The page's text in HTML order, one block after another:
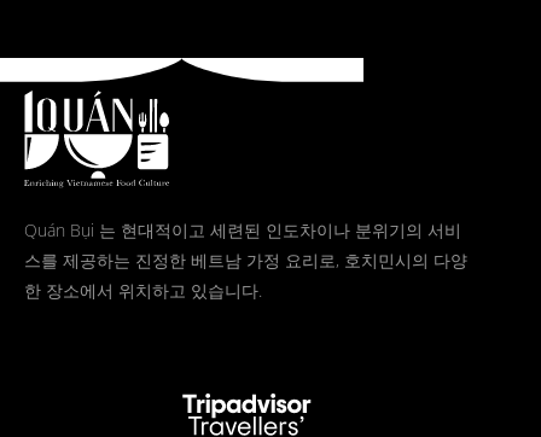
Quán Bụi 는 현대적이고 세련된 인도차이나 분위기의 서비
스를 제공하는 진정한 베트남 가정 요리로, 호치민시의 다양
한 장소에서 위치하고 있습니다.